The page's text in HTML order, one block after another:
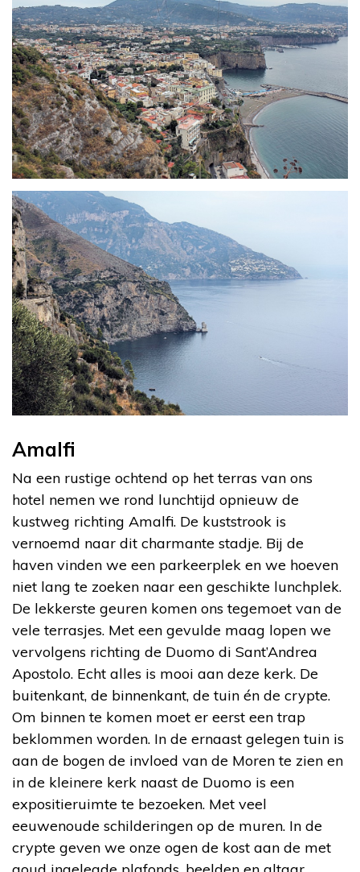
Amalfi
Na een rustige ochtend op het terras van ons
hotel nemen we rond lunchtijd opnieuw de
kustweg richting Amalfi. De kuststrook is
vernoemd naar dit charmante stadje. Bij de
haven vinden we een parkeerplek en we hoeven
niet lang te zoeken naar een geschikte lunchplek.
De lekkerste geuren komen ons tegemoet van de
vele terrasjes. Met een gevulde maag lopen we
vervolgens richting de Duomo di Sant’Andrea
Apostolo. Echt alles is mooi aan deze kerk. De
buitenkant, de binnenkant, de tuin én de crypte.
Om binnen te komen moet er eerst een trap
beklommen worden. In de ernaast gelegen tuin is
aan de bogen de invloed van de Moren te zien en
in de kleinere kerk naast de Duomo is een
expositieruimte te bezoeken. Met veel
eeuwenoude schilderingen op de muren. In de
crypte geven we onze ogen de kost aan de met